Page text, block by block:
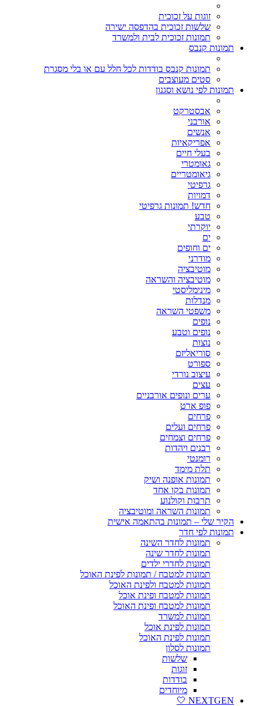
זוגות על זכוכית
שלשות זכוכית בהדפסה ישירה
תמונות זכוכית לבית ולמשרד
תמונות קנבס
תמונות קנבס בודדות לכל חלל עם או בלי מסגרת
סטים מעוצבים
תמונות לפי נושא וסגנון
אבסטרקט
אורבני
אנשים
אפריקאיות
בעלי חיים
גאומטרי
גיאומטריים
גרפיטי
דמויות
חדש! תמונות גרפיטי
טבע
יוקרתי
ים
ים וחופים
מודרני
מוטיבציה
מוטיבציה והשראה
מינימליסטי
מנדלות
משפטי השראה
נופים
נופים וטבע
נוצות
סוריאליזם
ספורט
עיצוב נורדי
עצים
ערים ונופים אורבניים
פופ ארט
פרחים
פרחים ועלים
פרחים וצמחים
רבנים ויהדות
רומנטי
תלת מימד
תמונות אופנה ושיק
תמונות בקו אחד
תרבות וקולנוע
תמונות השראה ומוטיבציה
הקיר שלי – תמונות בהתאמה אישית
תמונות לפי חדר
תמונות לחדר השינה
תמונות לחדר שינה
תמונות לחדרי ילדים
תמונות למטבח / תמונות לפינת האוכל
תמונות למטבח ולפינת האוכל
תמונות למטבח ופינת אוכל
תמונות למטבח ופינת האוכל
תמונות למשרד
תמונות לפינת אוכל
תמונות לפינת האוכל
תמונות לסלון
שלשות
זוגות
בודדות
מיוחדים
NEXTGEN 🤍